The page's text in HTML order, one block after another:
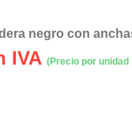
negro con
IVA (Precio por unidad